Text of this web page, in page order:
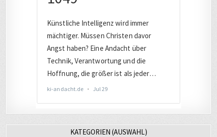
KATEGORIEN (AUSWAHL)